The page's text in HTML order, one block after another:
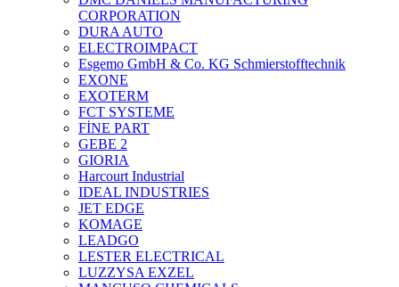
CORPORATION
DURA AUTO
ELECTROIMPACT
Esgemo GmbH & Co. KG Schmierstofftechnik
EXONE
EXOTERM
FCT SYSTEME
FİNE PART
GEBE 2
GIORIA
Harcourt Industrial
IDEAL INDUSTRIES
JET EDGE
KOMAGE
LEADGO
LESTER ELECTRICAL
LUZZYSA EXZEL